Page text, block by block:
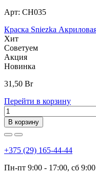
Арт: СН035
Краска Sniezka
Хит
Советуем
Акция
Новинка
31,50 Br
Перейти в корзину
В корзину
+375 (29) 165-44-44
Пн-пт 9:00 - 17:00, сб